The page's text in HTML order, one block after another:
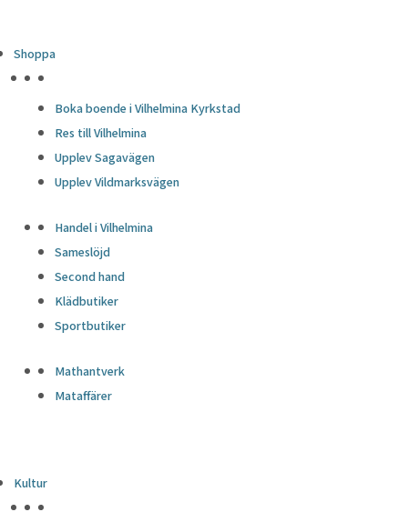
Shoppa
Boka boende i Vilhelmina Kyrkstad
Res till Vilhelmina
Upplev Sagavägen
Upplev Vildmarksvägen
Handel i Vilhelmina
Sameslöjd
Second hand
Klädbutiker
Sportbutiker
Mathantverk
Mataffärer
Kultur